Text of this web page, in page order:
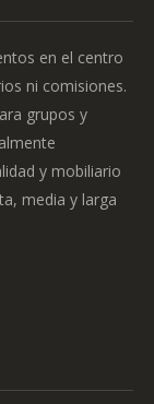
en el centro
ni comisiones.
grupos y
y mobiliario
media y larga